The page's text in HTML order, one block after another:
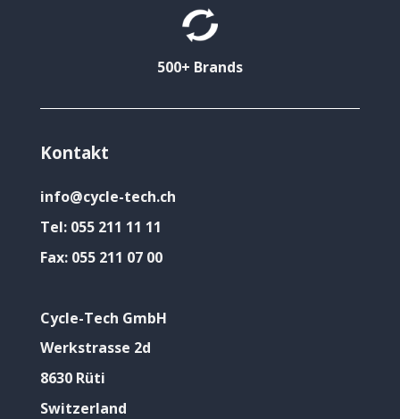
500+ Brands
Kontakt
info@cycle-tech.ch
Tel: 055 211 11 11
Fax: 055 211 07 00
Cycle-Tech GmbH
Werkstrasse 2d
8630 Rüti
Switzerland